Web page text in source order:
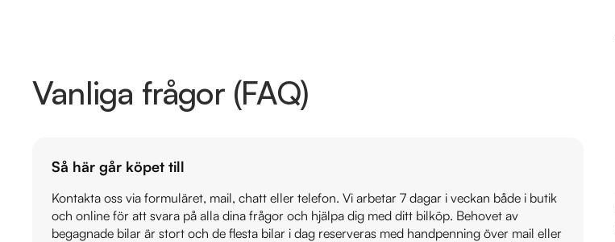
Vanliga frågor (FAQ)
Så här går köpet till
Kontakta oss via formuläret, mail, chatt eller telefon. Vi arbetar 7 dagar i veckan både i butik
och online för att svara på alla dina frågor och hjälpa dig med ditt bilköp. Behovet av
begagnade bilar är stort och de flesta bilar i dag reserveras med handpenning över mail eller